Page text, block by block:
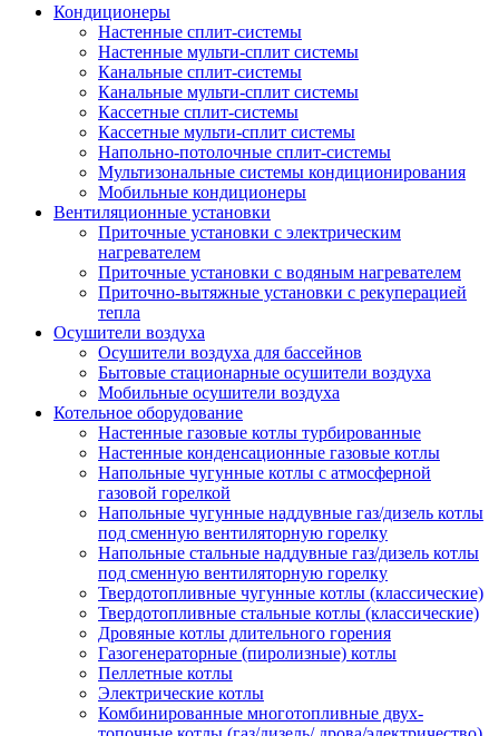
Кондиционеры
Настенные сплит-системы
Настенные мульти-сплит системы
Канальные сплит-системы
Канальные мульти-сплит системы
Кассетные сплит-системы
Кассетные мульти-сплит системы
Напольно-потолочные сплит-системы
Мультизональные системы кондиционирования
Мобильные кондиционеры
Вентиляционные установки
Приточные установки с электрическим
нагревателем
Приточные установки с водяным нагревателем
Приточно-вытяжные установки с рекуперацией
тепла
Осушители воздуха
Осушители воздуха для бассейнов
Бытовые стационарные осушители воздуха
Мобильные осушители воздуха
Котельное оборудование
Настенные газовые котлы турбированные
Настенные конденсационные газовые котлы
Напольные чугунные котлы с атмосферной
газовой горелкой
Напольные чугунные наддувные газ/дизель котлы
под сменную вентиляторную горелку
Напольные стальные наддувные газ/дизель котлы
под сменную вентиляторную горелку
Твердотопливные чугунные котлы (классические)
Твердотопливные стальные котлы (классические)
Дровяные котлы длительного горения
Газогенераторные (пиролизные) котлы
Пеллетные котлы
Электрические котлы
Комбинированные многотопливные двух-